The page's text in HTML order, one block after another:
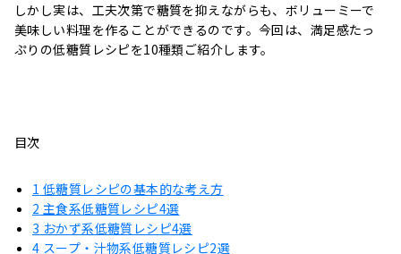
しかし実は、工夫次第で糖質を抑えながらも、ボリューミーで
美味しい料理を作ることができるのです。今回は、満足感たっ
ぷりの低糖質レシピを10種類ご紹介します。
目次
1 低糖質レシピの基本的な考え方
2 主食系低糖質レシピ4選
3 おかず系低糖質レシピ4選
4 スープ・汁物系低糖質レシピ2選